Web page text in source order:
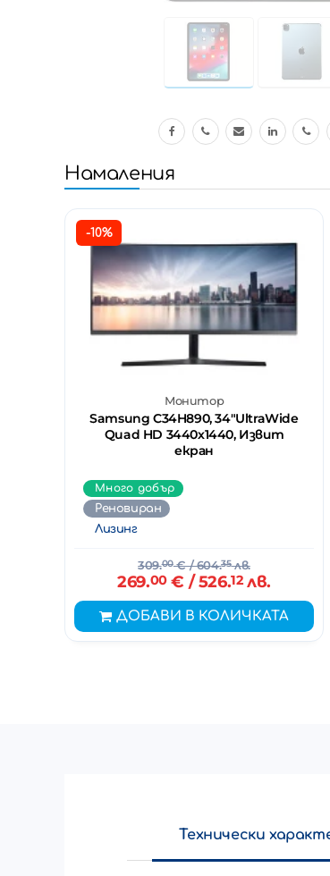
Намаления
-10%
Монитор
Samsung C34H890, 34"UltraWide
Quad HD 3440х1440, Извит
екран
Много добър
Реновиран
Лизинг
309.00€/ 604.35лв.
269.00€ / 526.12лв.
ДОБАВИ В КОЛИЧКАТА
Технически